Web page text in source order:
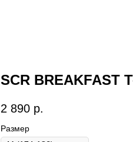
SCR BREAKFAST
2 890 р.
Размер